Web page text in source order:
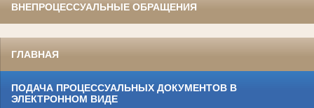
ВНЕПРОЦЕССУАЛЬНЫЕ ОБРАЩЕНИЯ
ГЛАВНАЯ
ПОДАЧА ПРОЦЕССУАЛЬНЫХ ДОКУМЕНТОВ В
ЭЛЕКТРОННОМ ВИДЕ